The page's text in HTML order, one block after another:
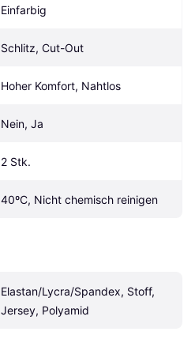
Einfarbig
Schlitz, Cut-Out
Hoher Komfort, Nahtlos
Nein, Ja
2 Stk.
40ºC, Nicht chemisch reinigen
Elastan/Lycra/Spandex, Stoff,
Jersey, Polyamid